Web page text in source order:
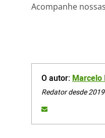
Acompanhe
O autor:Marcelo
Redator desde